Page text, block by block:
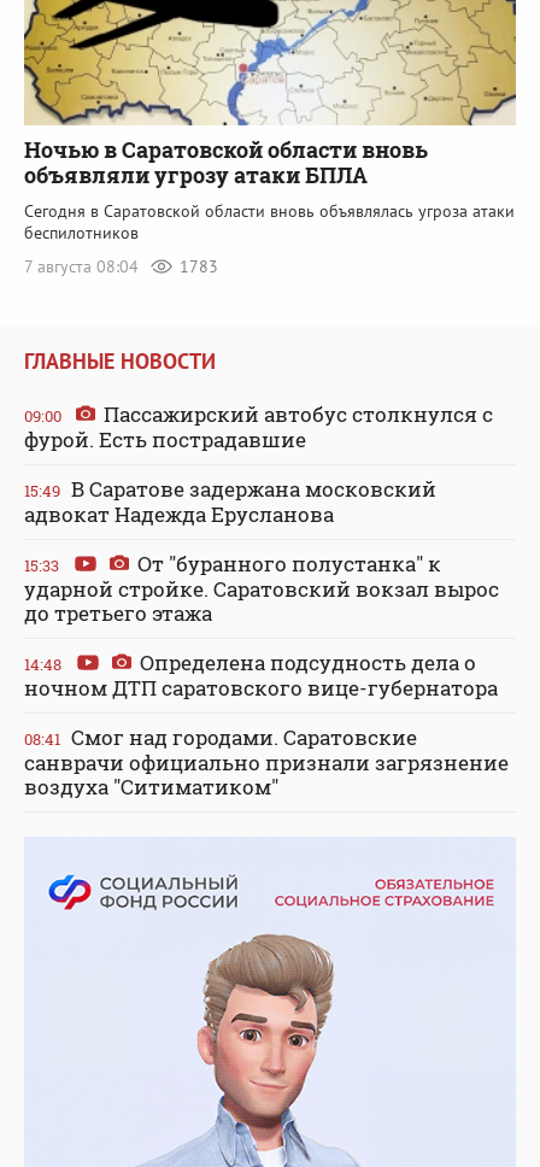
Ночью в Саратовской области вновь
объявляли угрозу атаки БПЛА
Сегодня в Саратовской области вновь объявлялась угроза атаки
беспилотников
7 августа 08:04
1783
ГЛАВНЫЕ НОВОСТИ
09:00
Пассажирский автобус столкнулся с
фурой. Есть пострадавшие
15:49 В Саратове задержана московский
адвокат Надежда Ерусланова
15:33
От "буранного полустанка" к
ударной стройке. Саратовский вокзал вырос
до третьего этажа
14:48
Определена подсудность дела о
ночном ДТП саратовского вице-губернатора
08:41 Смог над городами. Саратовские
санврачи официально признали загрязнение
воздуха "Ситиматиком"